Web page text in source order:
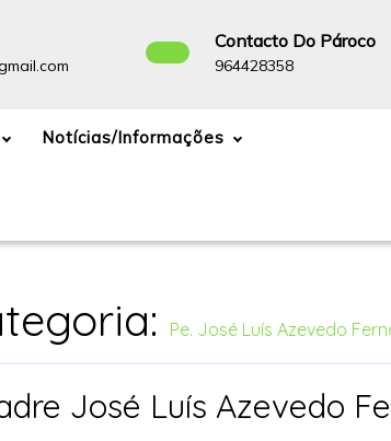
Paroquiadecampo@gmail.com
Contacto Do Pároco
964428358964428358
Notícias/Informações
Pe. José Luís Azevedo
José Luís Azevedo